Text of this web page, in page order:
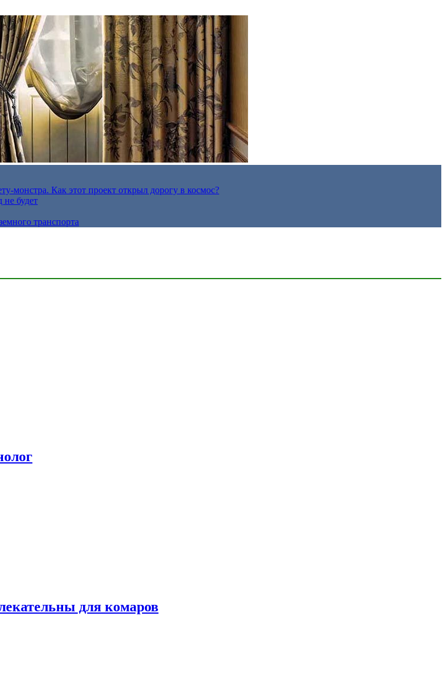
монстра. Как этот проект открыл дорогу в космос?
будет
транспорта
для комаров